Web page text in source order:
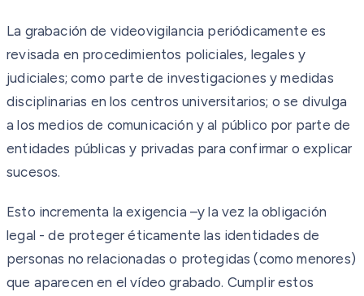
La grabación de videovigilancia periódicamente es
revisada en procedimientos policiales, legales y
judiciales; como parte de investigaciones y medidas
disciplinarias en los centros universitarios; o se divulga
a los medios de comunicación y al público por parte de
entidades públicas y privadas para confirmar o explicar
sucesos.
Esto incrementa la exigencia –y la vez la obligación
legal - de proteger éticamente las identidades de
personas no relacionadas o protegidas (como menores)
que aparecen en el vídeo grabado. Cumplir estos